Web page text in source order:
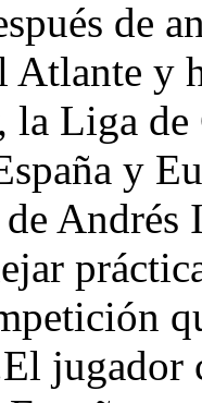
de
Atlante y
la Liga de
y
Andrés
jugador